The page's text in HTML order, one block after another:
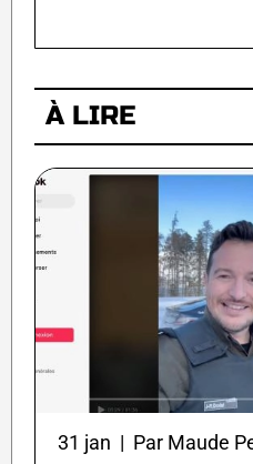
À LIRE
31 jan | Par Maude